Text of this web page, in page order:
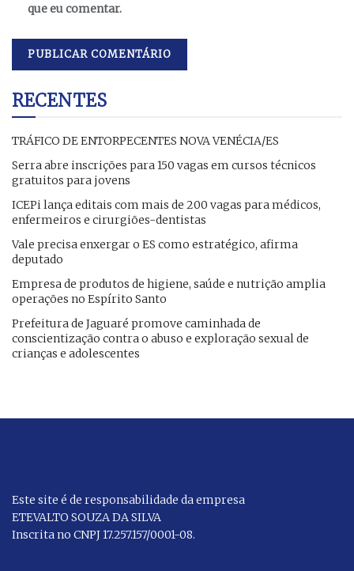
que eu comentar.
RECENTES
TRÁFICO DE ENTORPECENTES NOVA VENÉCIA/ES
Serra abre inscrições para 150 vagas em cursos técnicos
gratuitos para jovens
ICEPi lança editais com mais de 200 vagas para médicos,
enfermeiros e cirurgiões-dentistas
Vale precisa enxergar o ES como estratégico, afirma
deputado
Empresa de produtos de higiene, saúde e nutrição amplia
operações no Espírito Santo
Prefeitura de Jaguaré promove caminhada de
conscientização contra o abuso e exploração sexual de
crianças e adolescentes
Este site é de responsabilidade da empresa
ETEVALTO SOUZA DA SILVA
Inscrita no CNPJ 17.257.157/0001-08.